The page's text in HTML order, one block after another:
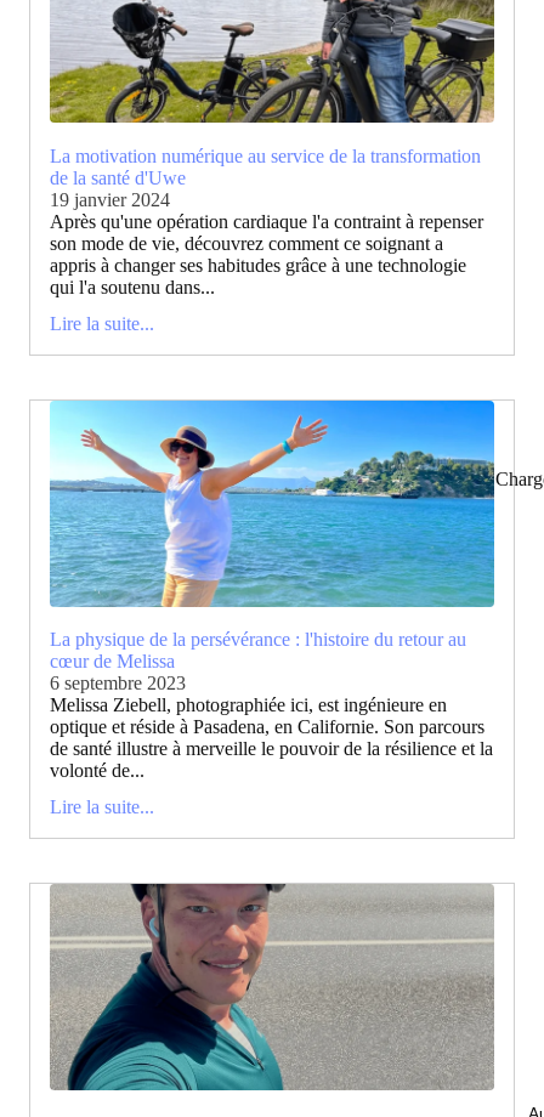
La motivation numérique au service de la transformation
de la santé d'Uwe
19 janvier 2024
Après qu'une opération cardiaque l'a contraint à repenser
son mode de vie, découvrez comment ce soignant a
appris à changer ses habitudes grâce à une technologie
qui l'a soutenu dans...
Lire la suite...
La physique de la persévérance : l'histoire du retour au
cœur de Melissa
6 septembre 2023
Melissa Ziebell, photographiée ici, est ingénieure en
optique et réside à Pasadena, en Californie. Son parcours
de santé illustre à merveille le pouvoir de la résilience et la
volonté de...
Lire la suite...